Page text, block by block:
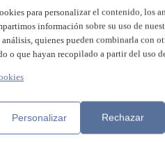
arrecife
está fraccionado en
indica que el barco está
mientras que la
para personalizar el contenido, los
información sobre su uso de
quienes pueden combinarla con
o que hayan recopilado a partir del uso
Personalizar Rechazar